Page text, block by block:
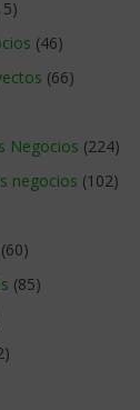
(46)
(66)
Negocios (224)
negocios (102)
(60)
(85)